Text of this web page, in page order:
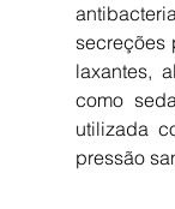
secreções
laxantes,
como
utilizada
pressão